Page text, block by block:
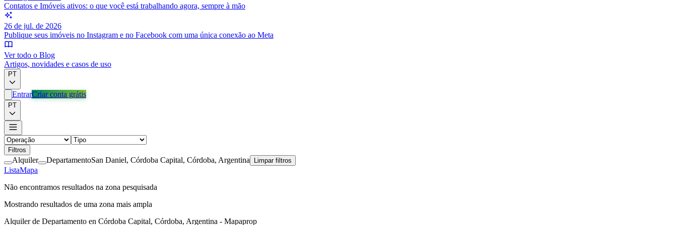
Contatos e Imóveis ativos: o que você está trabalhando agora, sempre à mão
26 de jul. de 2026
Publique seus imóveis no Instagram e no Facebook com uma única conexão ao Meta
Ver todo o Blog
Artigos, novidades e casos de uso
PT
EntrarCriar conta grátis
PT
Filtros
Alquiler DepartamentoSan Daniel, Córdoba Capital, Córdoba, Argentina Limpar filtros
ListaMapa
Não encontramos resultados na zona pesquisada
Mostrando resultados de uma zona mais ampla
Alquiler de Departamento en Córdoba Capital, Córdoba, Argentina - Mapaprop